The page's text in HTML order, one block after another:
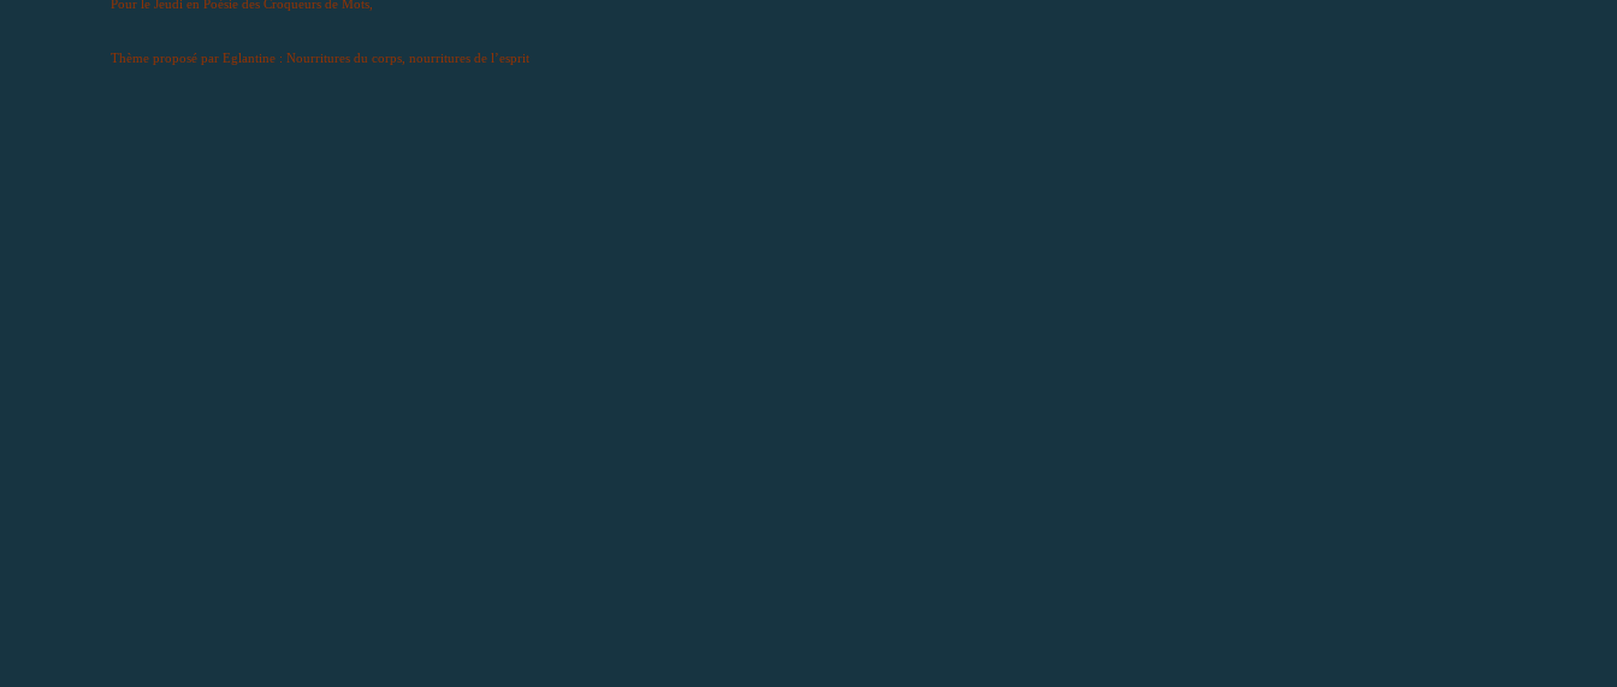
Pour le Jeudi en Poésie des Croqueurs de Mots,
Thème proposé par Eglantine : Nourritures du corps, nourritures de l’esprit